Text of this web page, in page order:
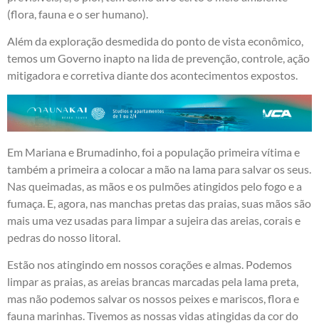
(flora, fauna e o ser humano).
Além da exploração desmedida do ponto de vista econômico,
temos um Governo inapto na lida de prevenção, controle, ação
mitigadora e corretiva diante dos acontecimentos expostos.
Em Mariana e Brumadinho, foi a população primeira vítima e
também a primeira a colocar a mão na lama para salvar os seus.
Nas queimadas, as mãos e os pulmões atingidos pelo fogo e a
fumaça. E, agora, nas manchas pretas das praias, suas mãos são
mais uma vez usadas para limpar a sujeira das areias, corais e
pedras do nosso litoral.
Estão nos atingindo em nossos corações e almas. Podemos
limpar as praias, as areias brancas marcadas pela lama preta,
mas não podemos salvar os nossos peixes e mariscos, flora e
fauna marinhas. Tivemos as nossas vidas atingidas da cor do